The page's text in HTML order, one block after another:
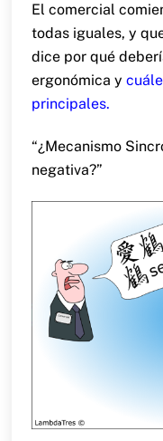
El comercial
todas iguales, y
dice por qué
ergonómica y
principales.
“¿Mecanismo
negativa?”